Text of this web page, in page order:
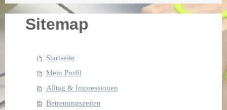
Sitemap
Startseite
Mein Profil
Alltag & Impressionen
Betreuungszeiten